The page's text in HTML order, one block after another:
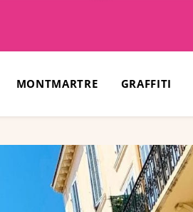
MONTMARTRE GRAFFITI